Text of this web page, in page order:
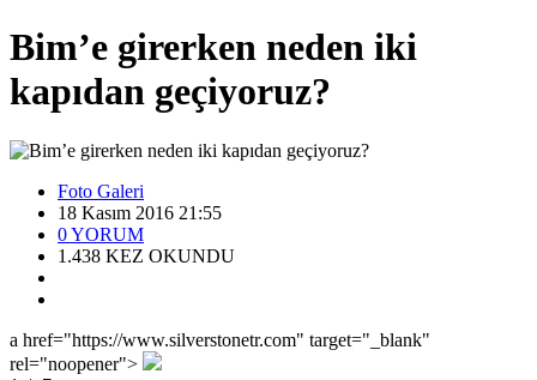
Bim’e girerken neden iki
kapıdan geçiyoruz?
Foto Galeri
18 Kasım 2016 21:55
0YORUM
1.438 KEZ OKUNDU
a href="https://www.silverstonetr.com" target="_blank"
rel="noopener">